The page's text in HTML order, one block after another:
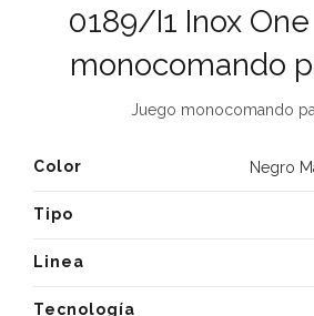
0189/I1 Inox
monocomando
Juego monocomando
Color Negro
Tipo
Linea
Tecnología